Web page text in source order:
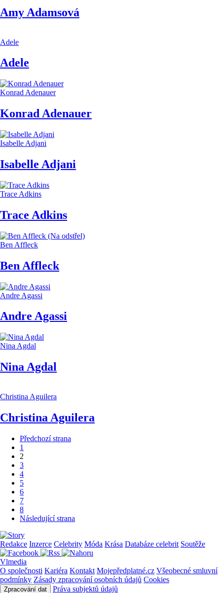
Amy Adamsová
Adele
Adele
Konrad Adenauer
Konrad Adenauer
Isabelle Adjani
Isabelle Adjani
Trace Adkins
Trace Adkins
Ben Affleck
Ben Affleck
Andre Agassi
Andre Agassi
Nina Agdal
Nina Agdal
Christina Aguilera
Christina Aguilera
Předchozí strana
1
2
3
4
5
6
7
8
Následující strana
Redakce Inzerce Celebrity Móda Krása Databáze celebrit Soutěže
Vlmedia
O společnosti Kariéra Kontakt Mojepředplatné.cz Všeobecné smluvní
podmínky Zásady zpracování osobních údajů Cookies
Zpracování dat Práva subjektů údajů